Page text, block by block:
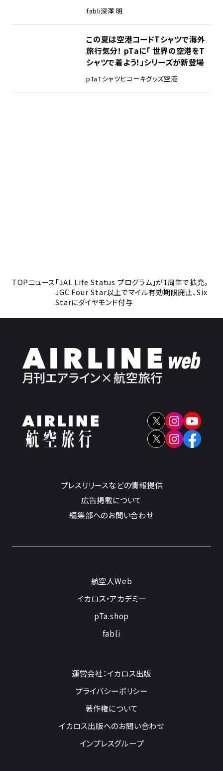
fabli深澤 明
この夏は空港コードTシャツで海外
旅行気分！ pTaに「 世界の空港をT
シャツで着よう！」シリーズが新登場
pTaTシャツヒコーキグッズ空港
TOPニュース 「JAL Life Status プログラム」が1周年で拡充。
JGC Four Star以上でマイル有効期限廃止、Six
Starにダイヤモンド付与
プレスリリースなどの情報提供
広告掲載について
編集部へのお問い合わせ
航空人Web
イカロス・アカデミー
pTa.shop
fabli
運営会社：イカロス出版
プライバシーポリシー
著作権について
イカロス出版へのお問い合わせ
インプレスグループ